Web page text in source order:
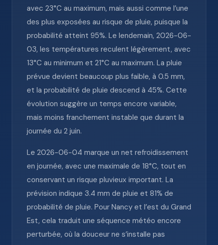
avec 23°C au maximum, mais aussi comme l’une
des plus exposées au risque de pluie, puisque la
probabilité atteint 95%. Le lendemain, 2026-06-
03, les températures reculent légèrement, avec
13°C au minimum et 21°C au maximum. La pluie
prévue devient beaucoup plus faible, à 0.5 mm,
et la probabilité de pluie descend à 45%. Cette
évolution suggère un temps encore variable,
mais moins franchement instable que durant la
journée du 2 juin.
Le 2026-06-04 marque un net refroidissement
en journée, avec une maximale de 18°C, tout en
conservant un risque pluvieux important. La
prévision indique 3.4 mm de pluie et 81% de
probabilité de pluie. Pour Nancy et l’est du Grand
Est, cela traduit une séquence météo encore
perturbée, où la douceur ne s’installe pas